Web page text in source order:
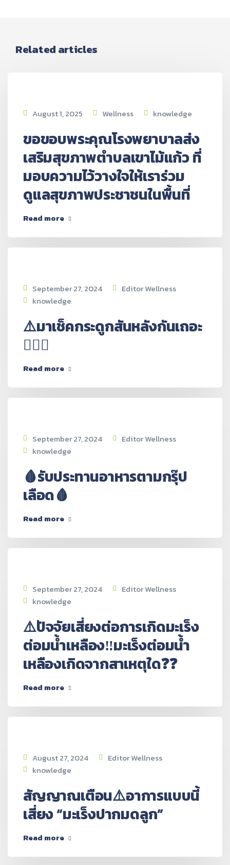
Related articles
August 1, 2025 Wellness knowledge
ขอขอบพระคุณโรงพยาบาลส่ง
เสริมสุขภาพตำบลเขาไม้แก้ว ที่
มอบความไว้วางใจให้เราร่วม
ดูแลสุขภาพประชาชนในพื้นที่
Read more
September 27, 2024
Editor Wellness
knowledge
⚠️มาเช็คกระดูกสันหลังกันเถอะ
👩🏻‍⚕️
Read more
September 27, 2024
Editor Wellness
knowledge
🩸รับประทานอาหารตามกรุ๊ป
เลือด🩸
Read more
September 27, 2024
Editor Wellness
knowledge
⚠️ปัจจัยเสี่ยงต่อการเกิดมะเร็ง
ต่อมน้ำเหลือง‼️มะเร็งต่อมน้ำ
เหลืองเกิดจากสาเหตุใด❓❓
Read more
August 27, 2024
Editor Wellness
knowledge
สัญญาณเตือน⚠️อาการแบบนี้
เสี่ยง “มะเร็งปากมดลูก”
Read more